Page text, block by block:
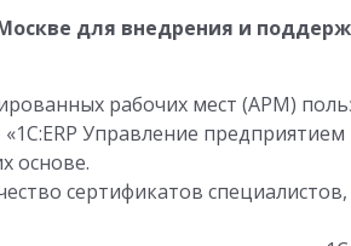
для внедрения и
рабочих мест (АРМ)
Управление
основе.
сертификатов